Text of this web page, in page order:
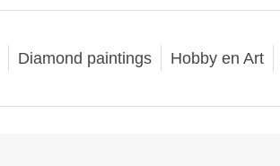
Diamond paintings Hobby en Art